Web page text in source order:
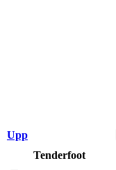
Upp
Tenderfoot